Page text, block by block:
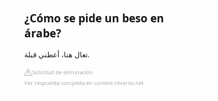
¿Cómo se pide un beso en
árabe?
تعال هنا، أعطني قبلة.
Solicitud de eliminación
Ver respuesta completa en context.reverso.net